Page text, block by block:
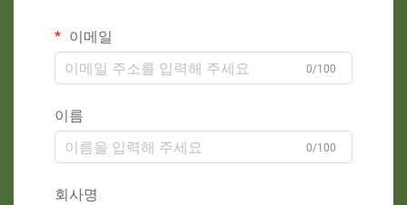
이메일
0/100
이름
0/100
회사명